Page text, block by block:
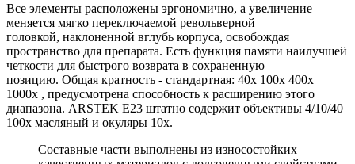
Все элементы расположены эргономично, а увеличение
меняется мягко переключаемой револьверной
головкой, наклоненной вглубь корпуса, освобождая
пространство для препарата. Есть функция памяти наилучшей
четкости для быстрого возврата в сохраненную
позицию. Общая кратность - стандартная: 40x 100x 400x
1000x , предусмотрена способность к расширению этого
диапазона. ARSTEK E23 штатно содержит объективы 4/10/40
100х масляный и окуляры 10х.
Составные части выполнены из износостойких